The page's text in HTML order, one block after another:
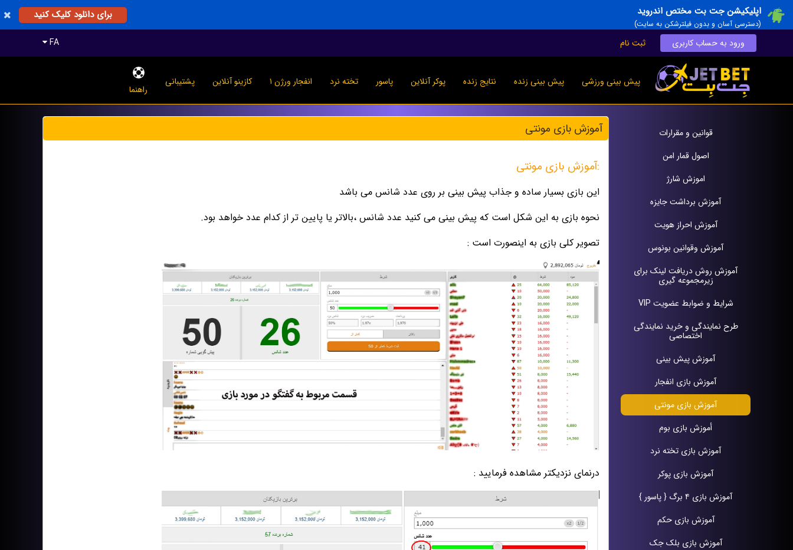
اپلیکیشن جت بت مختص اندروید
(دسترسی آسان و بدون فیلترشکن به سایت)
برای دانلود کلیک کنید
FA ورود به حساب کاربری ثبت نام
پیش بینی ورزشی پیش بینی زنده نتایج زنده پوکر آنلاین پاسور تخته نرد انفجار ورژن ۱ کازینو آنلاین پشتیبانی
راهنما
قوانين و مقرارات
اصول قمار امن
اموزش شارژ
آموزش برداشت جایزه
آموزش احراز هویت
آموزش وقوانين بونوس
آموزش روش دریافت لينک براى
زيرمجموعه گيرى
شرایط و ضوابط عضویت VIP
طرح نمايندگى و خريد نمايندگى
اختصاصى
آموزش پيش بينی
آموزش بازی انفجار
آموزش بازی مونتی
أموزش بازی بوم
آموزش بازی تخته نرد
آموزش بازی پوکر
آموزش بازی ۴ برگ { پاسور }
آموزش بازی حکم
آموزش بازی بلک جک
آموزش بازی مونتی
:آموزش بازی مونتی
این بازی بسیار ساده و جذاب پیش بینی بر روی عدد شانس می باشد
نحوه بازی به این شکل است که پیش بینی می کنید عدد شانس ،بالاتر یا پایین تر از کدام عدد خواهد بود.
تصویر کلی بازی به اینصورت است :
درنمای نزدیکتر مشاهده فرمایید :